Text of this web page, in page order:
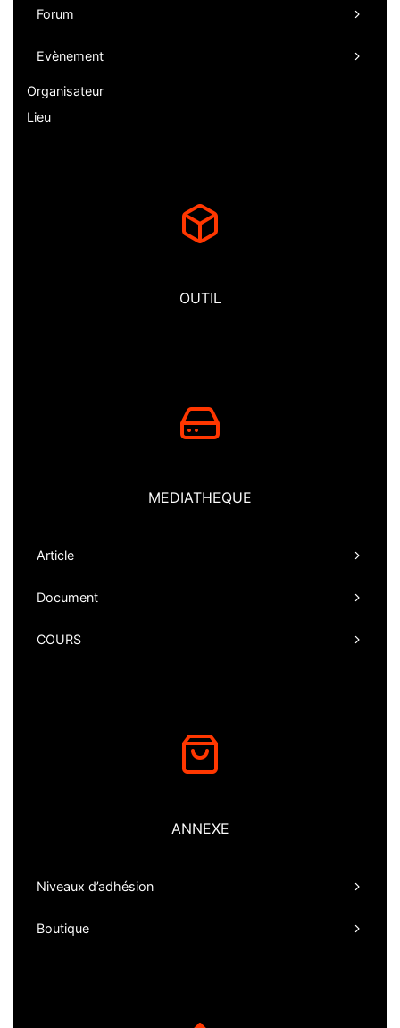
Forum
Evènement
Organisateur
Lieu
OUTIL
MEDIATHEQUE
Article
Document
COURS
ANNEXE
Niveaux d’adhésion
Boutique